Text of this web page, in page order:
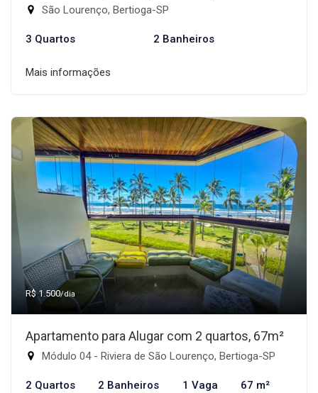
São Lourenço, Bertioga-SP
3 Quartos 2 Banheiros
Mais informações
R$ 1.500/dia
Apartamento para Alugar com 2 quartos, 67m²
Módulo 04 - Riviera de São Lourenço, Bertioga-SP
2 Quartos 2 Banheiros 1 Vaga 67 m²